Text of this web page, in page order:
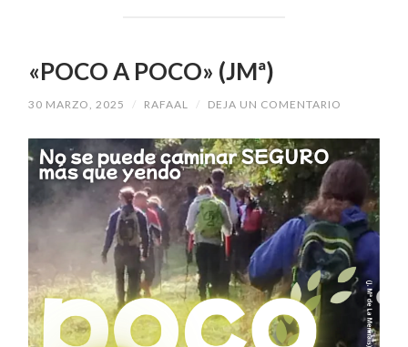
«POCO A POCO» (JMª)
30 MARZO, 2025 / RAFAAL / DEJA UN COMENTARIO